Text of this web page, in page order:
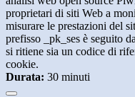
proprietari di siti Web a
misurare le prestazioni del
prefisso _pk_ses è seguito
si ritiene sia un codice di
cookie.
Durata: 30 minuti